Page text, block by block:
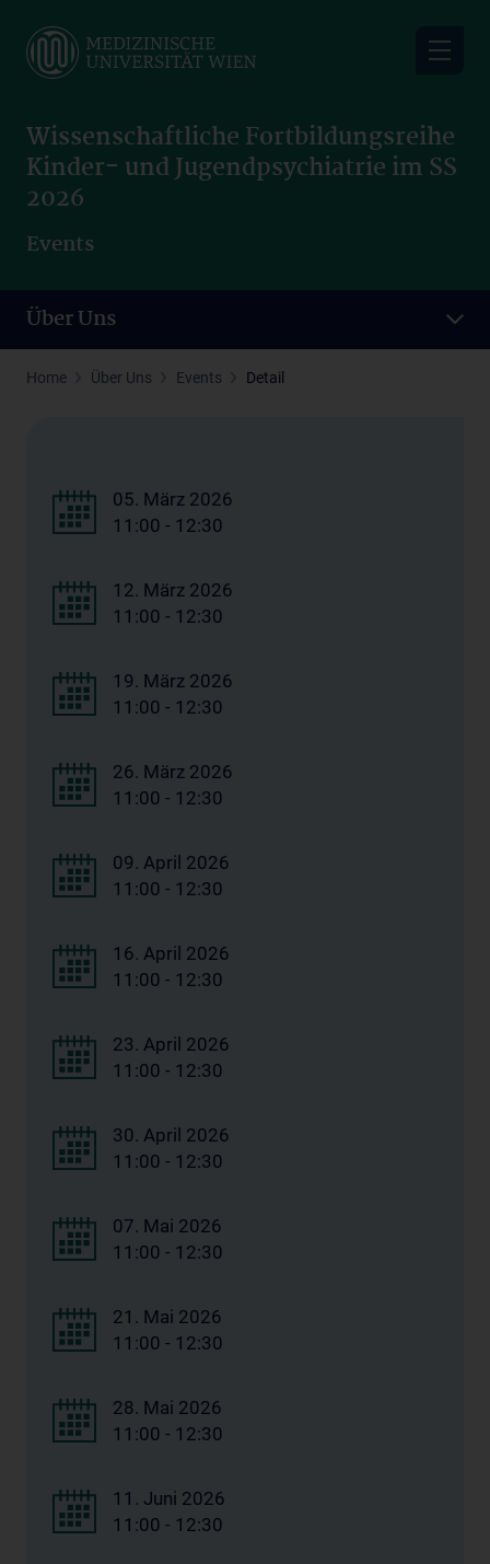
main
Wissenschaftliche Fortbildungsreihe
Kinder- und Jugendpsychiatrie im SS
2026
Events
Über Uns
Home Über Uns Events Detail
05. März 2026
11:00 - 12:30
12. März 2026
11:00 - 12:30
19. März 2026
11:00 - 12:30
26. März 2026
11:00 - 12:30
09. April 2026
11:00 - 12:30
16. April 2026
11:00 - 12:30
23. April 2026
11:00 - 12:30
30. April 2026
11:00 - 12:30
07. Mai 2026
11:00 - 12:30
21. Mai 2026
11:00 - 12:30
28. Mai 2026
11:00 - 12:30
11. Juni 2026
11:00 - 12:30